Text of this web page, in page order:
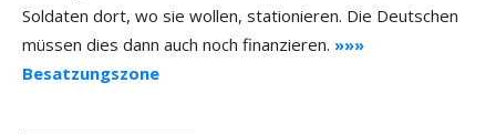
Soldaten dort, wo sie wollen, stationieren. Die Deutschen
müssen dies dann auch noch finanzieren. »»»
Besatzungszone